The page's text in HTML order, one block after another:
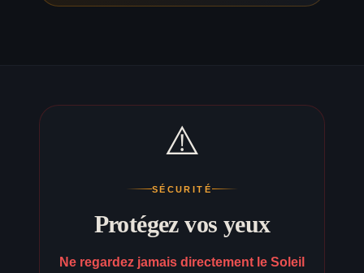
⚠️
SÉCURITÉ
Protégez vos yeux
Ne regardez jamais directement le Soleil